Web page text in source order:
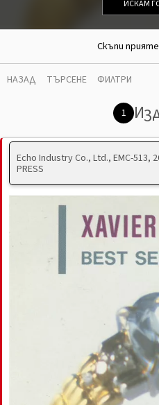
ИСКАМ
Скъпи
НАЗАД ТЪРСЕНЕ ФИЛТРИ
1
Echo Industry Co., Ltd., EMC-513,
PRESS